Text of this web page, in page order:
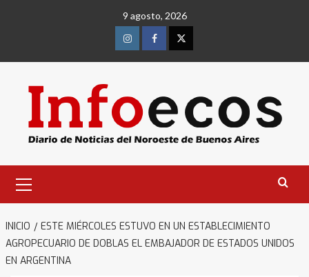
9 agosto, 2026
InstagramFacebookTwitter
primario
INICIO
ESTE MIÉRCOLES ESTUVO EN UN ESTABLECIMIENTO
AGROPECUARIO DE DOBLAS EL EMBAJADOR DE ESTADOS UNIDOS
EN ARGENTINA